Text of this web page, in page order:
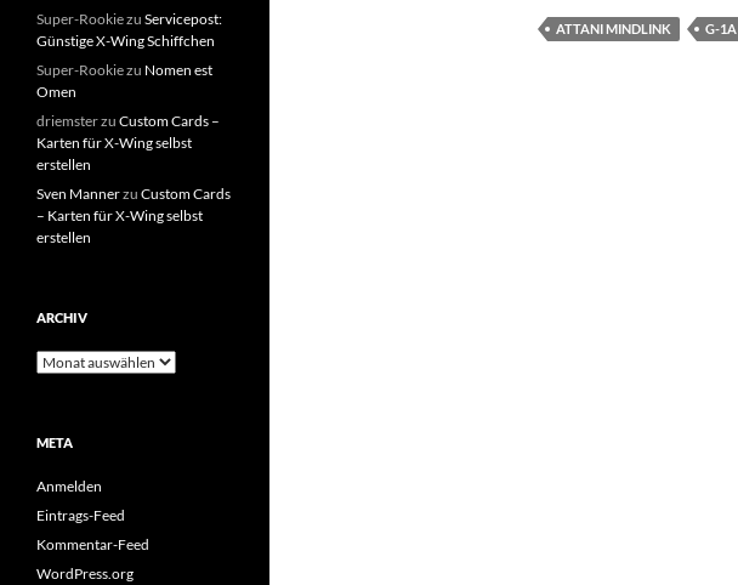
ATTANI MINDLINK G-1A
Super-Rookiezu Servicepost:
Günstige X-Wing Schiffchen
Super-Rookiezu Nomen est
Omen
driemsterzu Custom Cards –
Karten für X-Wing selbst
erstellen
Sven Mannerzu Custom Cards
– Karten für X-Wing selbst
erstellen
ARCHIV
Archiv
META
Anmelden
Eintrags-Feed
Kommentar-Feed
WordPress.org